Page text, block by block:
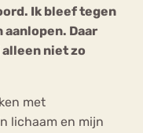
Ik bleef tegen
aanlopen. Daar
niet zo
met
lichaam en mijn